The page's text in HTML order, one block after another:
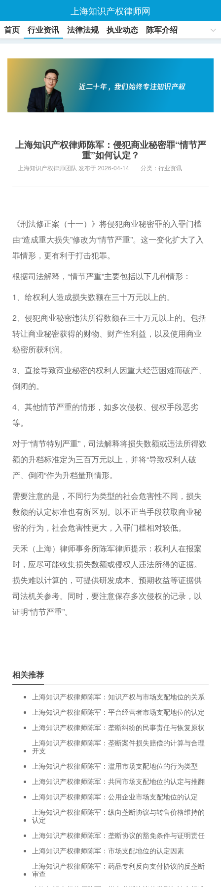
上海知识产权律师网
首页 行业资讯 法律法规 执业动态
陈军介绍
上海知识产权律师陈军：侵犯商业秘密罪“情节严
重”如何认定？
上海知识产权律师团队 发布于 2026-04-14 分类： 行业资讯
《刑法修正案（十一）》将侵犯商业秘密罪的入罪门槛
由“造成重大损失”修改为“情节严重”。这一变化扩大了入
罪情形，更有利于打击犯罪。
根据司法解释，“情节严重”主要包括以下几种情形：
1、给权利人造成损失数额在三十万元以上的。
2、侵犯商业秘密违法所得数额在三十万元以上的。包括
转让商业秘密获得的财物、财产性利益，以及使用商业
秘密所获利润。
3、直接导致商业秘密的权利人因重大经营困难而破产、
倒闭的。
4、其他情节严重的情形，如多次侵权、侵权手段恶劣
等。
对于“情节特别严重”，司法解释将损失数额或违法所得数
额的升档标准定为三百万元以上，并将“导致权利人破
产、倒闭”作为升档量刑情形。
需要注意的是，不同行为类型的社会危害性不同，损失
数额的认定标准也有所区别。以不正当手段获取商业秘
密的行为，社会危害性更大，入罪门槛相对较低。
天禾（上海）律师事务所陈军律师提示：权利人在报案
时，应尽可能收集损失数额或侵权人违法所得的证据。
损失难以计算的，可提供研发成本、预期收益等证据供
司法机关参考。同时，要注意保存多次侵权的记录，以
证明“情节严重”。
相关推荐
上海知识产权律师陈军：知识产权与市场支配地位的关系
上海知识产权律师陈军：平台经营者市场支配地位的认定
上海知识产权律师陈军：垄断纠纷的民事责任与恢复原状
上海知识产权律师陈军：垄断案件损失赔偿的计算与合理
开支
上海知识产权律师陈军：滥用市场支配地位的行为类型
上海知识产权律师陈军：共同市场支配地位的认定与推翻
上海知识产权律师陈军：公用企业市场支配地位的认定
上海知识产权律师陈军：纵向垄断协议与转售价格维持的
认定
上海知识产权律师陈军：垄断协议的豁免条件与证明责任
上海知识产权律师陈军：市场支配地位的认定因素
上海知识产权律师陈军：药品专利反向支付协议的反垄断
审查